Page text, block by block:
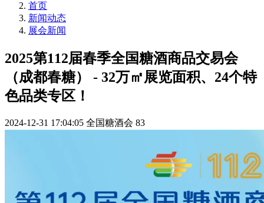
首页
新闻动态
展会新闻
2025第112届春季全国糖酒商品交易会
（成都春糖） - 32万㎡展览面积、24个特
色品类专区！
2024-12-31 17:04:05 全国糖酒会 83